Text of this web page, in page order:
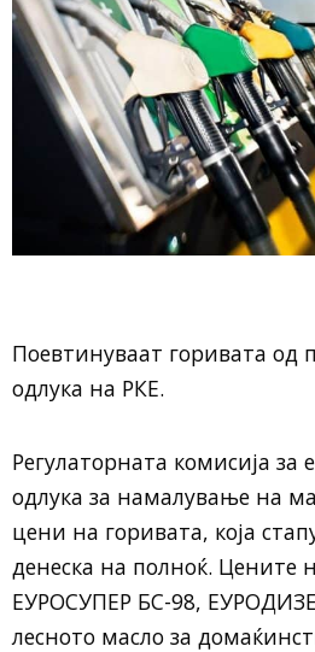
Поевтинуваат горивата од
одлука на РКЕ.
Регулаторната комисија за
одлука за намалување на
цени на горивата, која
денеска на полноќ. Цените
ЕУРОСУПЕР БС-98,
лесното масло за